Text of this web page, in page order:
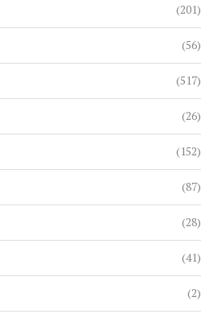
(201)
(56)
(517)
(26)
(152)
(87)
(28)
(41)
(2)